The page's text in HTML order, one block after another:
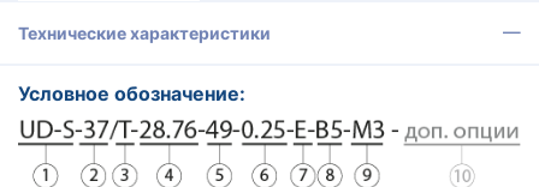
Технические характеристики
Условное обозначение: